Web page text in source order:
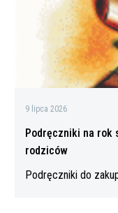
9 lipca 2026
Podręczniki na rok
rodziców
Podręczniki do